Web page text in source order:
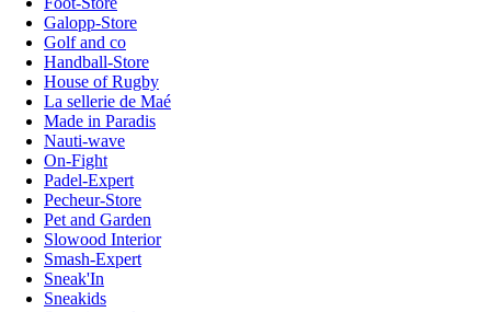
Galopp-Store
Golf and co
Handball-Store
House of Rugby
La sellerie de Maé
Made in Paradis
Nauti-wave
On-Fight
Padel-Expert
Pecheur-Store
Pet and Garden
Slowood Interior
Smash-Expert
Sneak'In
Sneakids